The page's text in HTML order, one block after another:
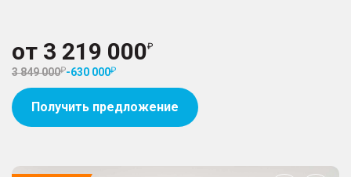
от 3 219 000
3 849 000 -630 000
Получить предложение